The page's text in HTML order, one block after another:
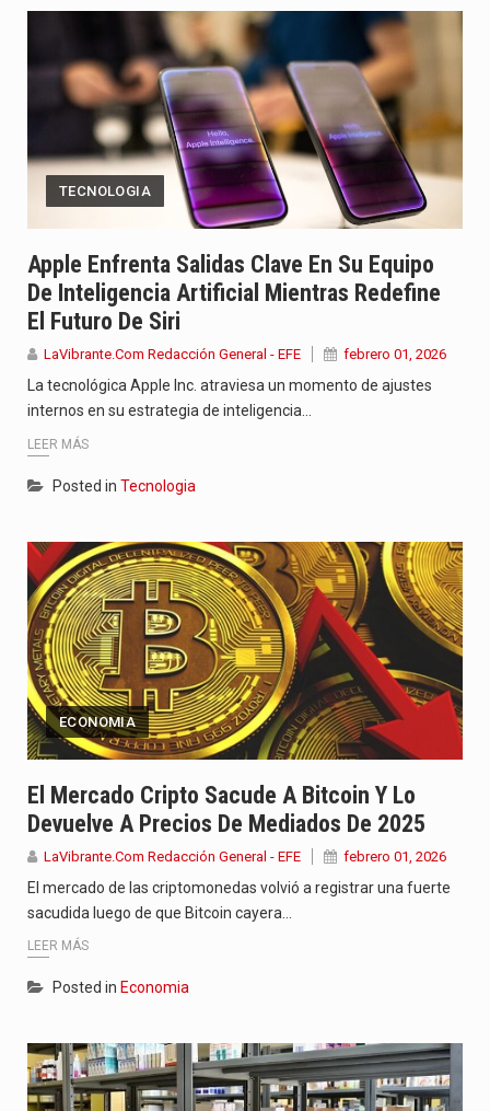
TECNOLOGIA
Apple Enfrenta Salidas Clave En Su Equipo
De Inteligencia Artificial Mientras Redefine
El Futuro De Siri
LaVibrante.Com Redacción General - EFE febrero 01, 2026
La tecnológica Apple Inc. atraviesa un momento de ajustes
internos en su estrategia de inteligencia…
LEER MÁS
Posted in Tecnologia
ECONOMIA
El Mercado Cripto Sacude A Bitcoin Y Lo
Devuelve A Precios De Mediados De 2025
LaVibrante.Com Redacción General - EFE febrero 01, 2026
El mercado de las criptomonedas volvió a registrar una fuerte
sacudida luego de que Bitcoin cayera…
LEER MÁS
Posted in Economia